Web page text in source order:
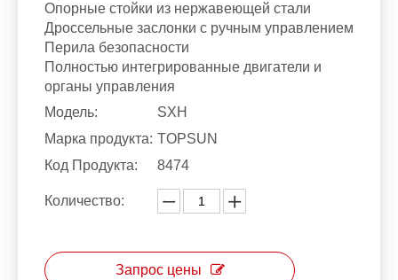
Опорные стойки из нержавеющей стали
Дроссельные заслонки с ручным управлением
Перила безопасности
Полностью интегрированные двигатели и
органы управления
Модель:
SXH
Марка продукта: TOPSUN
Код Продукта:
8474
Количество:
Запрос цены